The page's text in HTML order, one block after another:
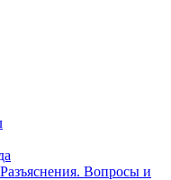
Вопросы и